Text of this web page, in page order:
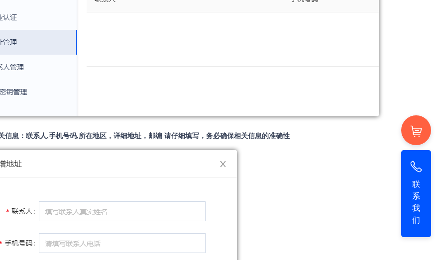
信息：联系人,手机号码,所在地区，详细地址，邮编 请仔细填写，务必确保相关信息的准确性
联
系
我
们